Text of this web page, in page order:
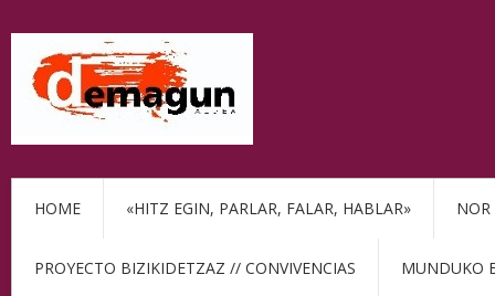
HOME «HITZ EGIN, PARLAR, FALAR, HABLAR» NOR
PROYECTO BIZIKIDETZAZ // CONVIVENCIAS MUNDUKO